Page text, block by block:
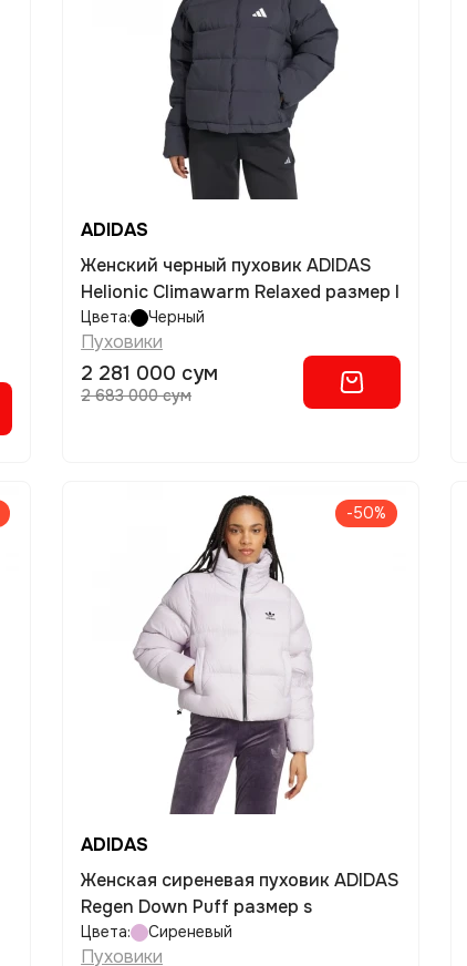
ADIDAS
Женский черный пуховик ADIDAS
Helionic Climawarm Relaxed размер l
Цвета: Черный
Пуховики
2 281 000 сум
2 683 000 сум
-50%
ADIDAS
Женская сиреневая пуховик ADIDAS
Regen Down Puff размер s
Цвета: Сиреневый
Пуховики